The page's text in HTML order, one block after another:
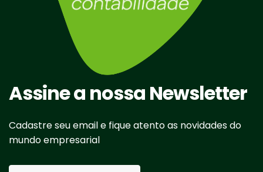
Assine a nossa Newsletter
Cadastre seu email e fique atento as novidades do
mundo empresarial